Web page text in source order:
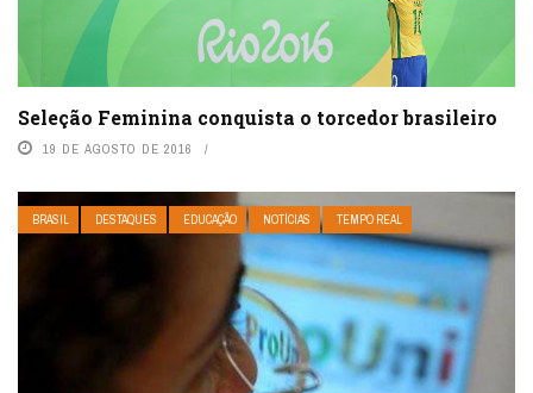
Seleção Feminina conquista o torcedor brasileiro
19 DE AGOSTO DE 2016
BRASIL DESTAQUES EDUCAÇÃO NOTÍCIAS TEMPO REAL